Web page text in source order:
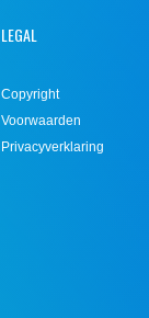
LEGAL
Copyright
Voorwaarden
Privacyverklaring